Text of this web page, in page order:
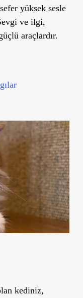
yüksek sesle
ve ilgi,
araçlardır.
kediniz,